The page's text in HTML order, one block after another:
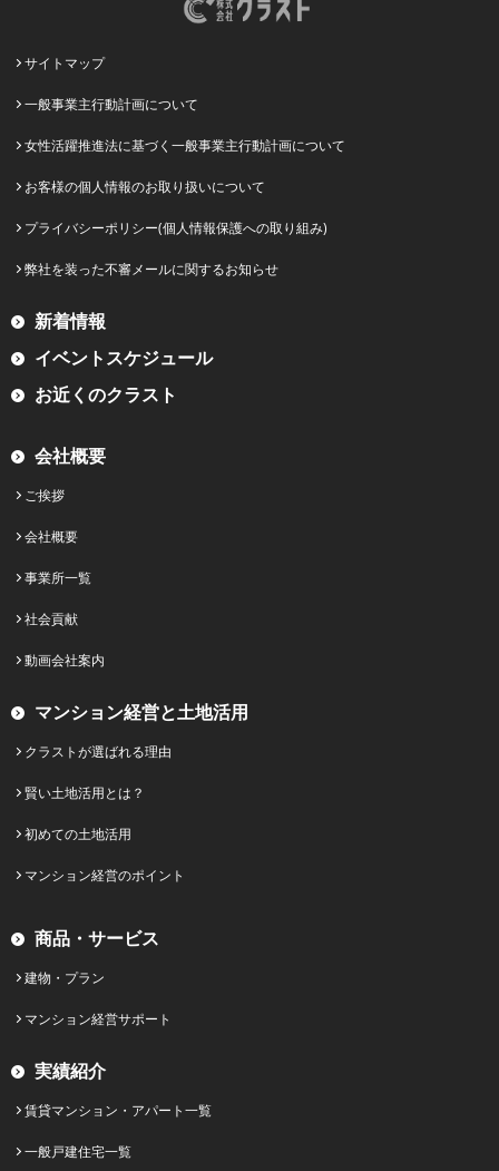
サイトマップ
一般事業主行動計画について
女性活躍推進法に基づく一般事業主行動計画について
お客様の個人情報のお取り扱いについて
プライバシーポリシー(個人情報保護への取り組み)
弊社を装った不審メールに関するお知らせ
新着情報
イベントスケジュール
お近くのクラスト
会社概要
ご挨拶
会社概要
事業所一覧
社会貢献
動画会社案内
マンション経営と土地活用
クラストが選ばれる理由
賢い土地活用とは？
初めての土地活用
マンション経営のポイント
商品・サービス
建物・プラン
マンション経営サポート
実績紹介
賃貸マンション・アパート一覧
一般戸建住宅一覧